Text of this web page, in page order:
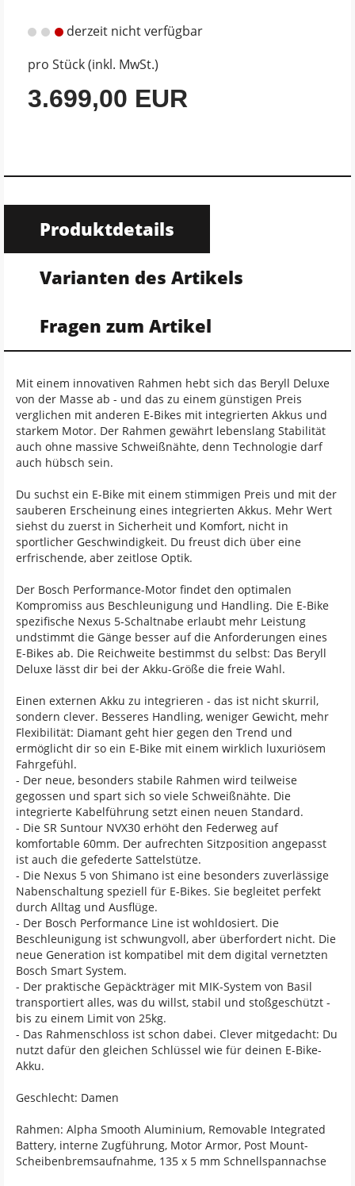
derzeit nicht verfügbar
pro Stück (inkl. MwSt.)
3.699,00 EUR
Produktdetails
Varianten des Artikels
Fragen zum Artikel
Mit einem innovativen Rahmen hebt sich das Beryll Deluxe
von der Masse ab - und das zu einem günstigen Preis
verglichen mit anderen E-Bikes mit integrierten Akkus und
starkem Motor. Der Rahmen gewährt lebenslang Stabilität
auch ohne massive Schweißnähte, denn Technologie darf
auch hübsch sein.
Du suchst ein E-Bike mit einem stimmigen Preis und mit der
sauberen Erscheinung eines integrierten Akkus. Mehr Wert
siehst du zuerst in Sicherheit und Komfort, nicht in
sportlicher Geschwindigkeit. Du freust dich über eine
erfrischende, aber zeitlose Optik.
Der Bosch Performance-Motor findet den optimalen
Kompromiss aus Beschleunigung und Handling. Die E-Bike
spezifische Nexus 5-Schaltnabe erlaubt mehr Leistung
undstimmt die Gänge besser auf die Anforderungen eines
E-Bikes ab. Die Reichweite bestimmst du selbst: Das Beryll
Deluxe lässt dir bei der Akku-Größe die freie Wahl.
Einen externen Akku zu integrieren - das ist nicht skurril,
sondern clever. Besseres Handling, weniger Gewicht, mehr
Flexibilität: Diamant geht hier gegen den Trend und
ermöglicht dir so ein E-Bike mit einem wirklich luxuriösem
Fahrgefühl.
- Der neue, besonders stabile Rahmen wird teilweise
gegossen und spart sich so viele Schweißnähte. Die
integrierte Kabelführung setzt einen neuen Standard.
- Die SR Suntour NVX30 erhöht den Federweg auf
komfortable 60mm. Der aufrechten Sitzposition angepasst
ist auch die gefederte Sattelstütze.
- Die Nexus 5 von Shimano ist eine besonders zuverlässige
Nabenschaltung speziell für E-Bikes. Sie begleitet perfekt
durch Alltag und Ausflüge.
- Der Bosch Performance Line ist wohldosiert. Die
Beschleunigung ist schwungvoll, aber überfordert nicht. Die
neue Generation ist kompatibel mit dem digital vernetzten
Bosch Smart System.
- Der praktische Gepäckträger mit MIK-System von Basil
transportiert alles, was du willst, stabil und stoßgeschützt -
bis zu einem Limit von 25kg.
- Das Rahmenschloss ist schon dabei. Clever mitgedacht: Du
nutzt dafür den gleichen Schlüssel wie für deinen E-Bike-
Akku.
Geschlecht: Damen
Rahmen: Alpha Smooth Aluminium, Removable Integrated
Battery, interne Zugführung, Motor Armor, Post Mount-
Scheibenbremsaufnahme, 135 x 5 mm Schnellspannachse